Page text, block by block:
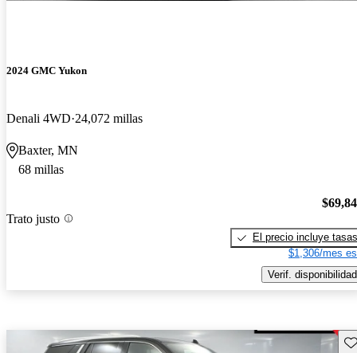
2024 GMC Yukon
Denali 4WD 24,072 millas
Baxter, MN
68 millas
Trato justo
El precio incluye tasas
$1,306/mes
Verif. disponibilidad